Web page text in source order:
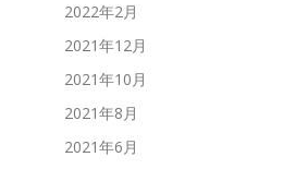
2022年2月
2021年12月
2021年10月
2021年8月
2021年6月